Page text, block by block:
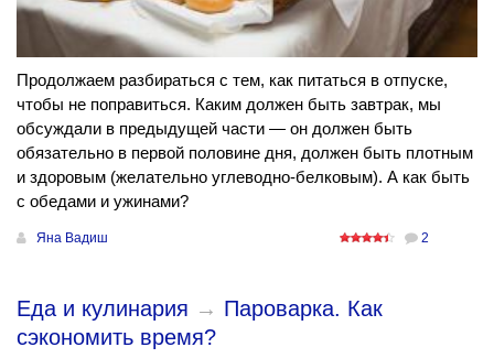
Продолжаем разбираться с тем, как питаться в отпуске,
чтобы не поправиться. Каким должен быть завтрак, мы
обсуждали в предыдущей части — он должен быть
обязательно в первой половине дня, должен быть плотным
и здоровым (желательно углеводно-белковым). А как быть
с обедами и ужинами?
Яна Вадиш 2
Еда и кулинария → Пароварка. Как
сэкономить время?